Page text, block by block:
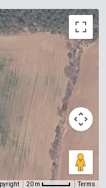
20 m Terms